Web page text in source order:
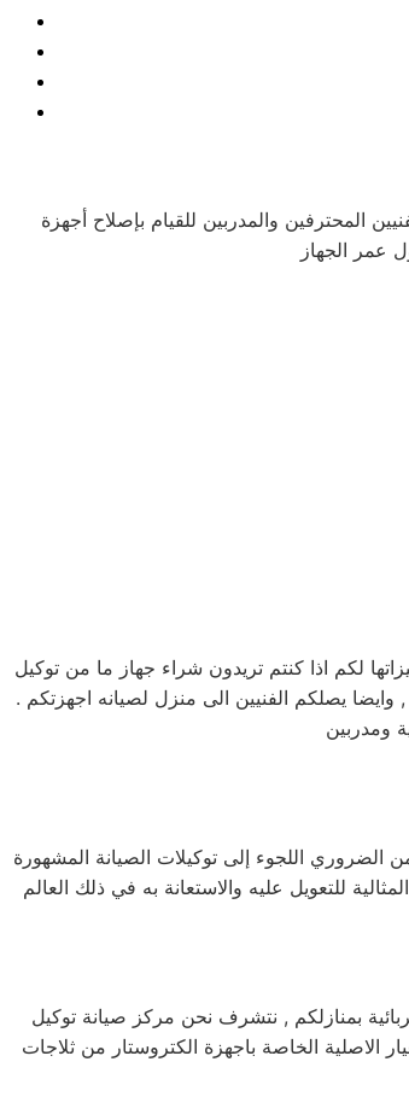
المحترفين والمدربين للقيام بإصلاح أجهزة
لكم اذا كنتم تريدون شراء جهاز ما من توكيل
24 ساعه , فى تلقى شكواكم , وايضا يصلكم الفنيين الى منزل لصيانه اجهزتكم .
ومدربين
الضروري اللجوء إلى توكيلات الصيانة المشهورة
للتعويل عليه والاستعانة به في ذلك العالم
الكتروستار الكهربائية بمنازلكم , نتشرف نحن مركز صيانة توكيل
الاصلية الخاصة باجهزة الكتروستار من ثلاجات